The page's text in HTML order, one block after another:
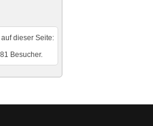
dieser Seite:
Besucher.